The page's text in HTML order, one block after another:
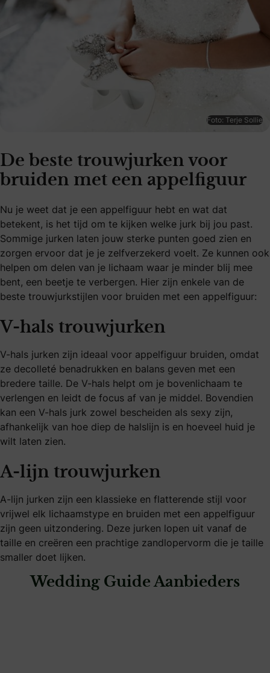
Foto: Terje Sollie
De beste trouwjurken voor
bruiden met een appelfiguur
Nu je weet dat je een appelfiguur hebt en wat dat
betekent, is het tijd om te kijken welke jurk bij jou past.
Sommige jurken laten jouw sterke punten goed zien en
zorgen ervoor dat je je zelfverzekerd voelt. Ze kunnen ook
helpen om delen van je lichaam waar je minder blij mee
bent, een beetje te verbergen. Hier zijn enkele van de
beste trouwjurkstijlen voor bruiden met een appelfiguur:
V-hals trouwjurken
V-hals jurken zijn ideaal voor appelfiguur bruiden, omdat
ze decolleté benadrukken en balans geven met een
bredere taille. De V-hals helpt om je bovenlichaam te
verlengen en leidt de focus af van je middel. Bovendien
kan een V-hals jurk zowel bescheiden als sexy zijn,
afhankelijk van hoe diep de halslijn is en hoeveel huid je
wilt laten zien.
A-lijn trouwjurken
A-lijn jurken zijn een klassieke en flatterende stijl voor
vrijwel elk lichaamstype en bruiden met een appelfiguur
zijn geen uitzondering. Deze jurken lopen uit vanaf de
taille en creëren een prachtige zandlopervorm die je taille
smaller doet lijken.
Wedding Guide Aanbieders